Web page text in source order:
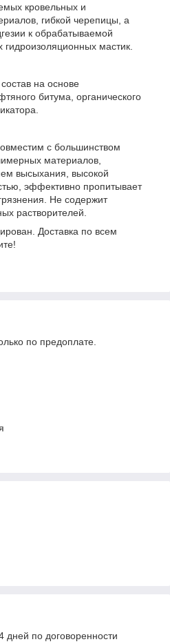
кровельных и
гибкой черепицы, а
к обрабатываемой
мастик.
на основе
битума, органического
с большинством
материалов,
высыхания, высокой
эффективно пропитывает
Не содержит
растворителей.
Доставка по всем
по предоплате.
дней по договоренности